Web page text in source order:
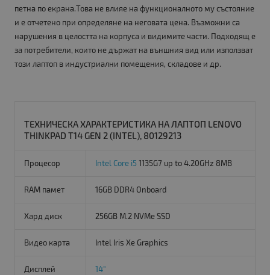
петна по екрана.Това не влияе на функционалното му състояние
и е отчетено при определяне на неговата цена. Възможни са
нарушения в целостта на корпуса и видимите части. Подходящ е
за потребители, които не държат на външния вид или използват
този лаптоп в индустриални помещения, складове и др.
ТЕХНИЧЕСКА ХАРАКТЕРИСТИКА НА ЛАПТОП LENOVO
THINKPAD T14 GEN 2 (INTEL), 80129213
Процесор Intel Core i5 1135G7 up to 4.20GHz 8MB
RAM памет 16GB DDR4 Onboard
Хард диск 256GB M.2 NVMe SSD
Видео карта Intel Iris Xe Graphics
Дисплей 14"